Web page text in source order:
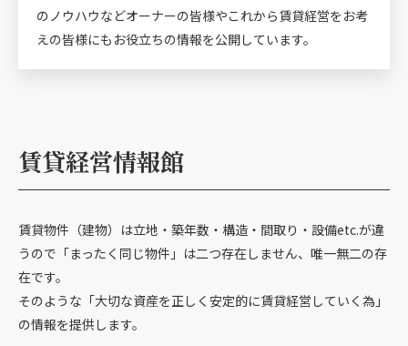
のノウハウなどオーナーの皆様やこれから賃貸経営をお考
えの皆様にもお役立ちの情報を公開しています。
賃貸経営情報館
賃貸物件（建物）は立地・築年数・構造・間取り・設備etc.が違
うので「まったく同じ物件」は二つ存在しません、唯一無二の存
在です。
そのような「大切な資産を正しく安定的に賃貸経営していく為」
の情報を提供します。